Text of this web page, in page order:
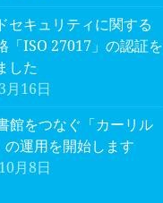
セキュリティに関する
「ISO 27017」の認証を
した
月16日
館をつなぐ「カーリル
運用を開始します
月8日